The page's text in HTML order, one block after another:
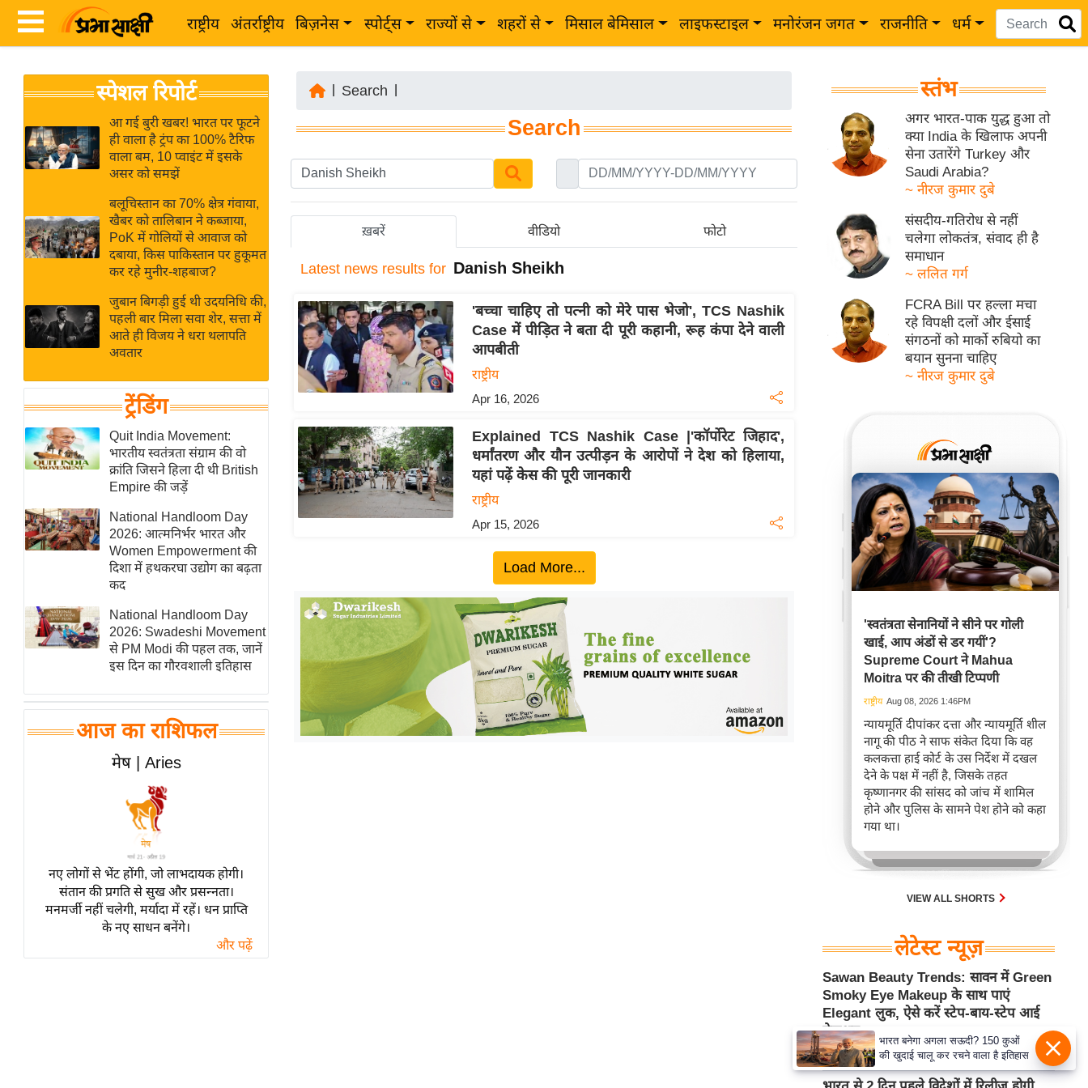
राष्ट्रीय अंतर्राष्ट्रीय बिज़नेस स्पोर्ट्स राज्यों से शहरों से मिसाल बेमिसाल लाइफस्टाइल मनोरंजन जगत राजनीति धर्म
News
Hindi
Live
News in
Hindi
News
Hindi
Videos
ख
ब
र
अंतर्राष्ट्रीय
बिज़नेस
विशेषज्ञ
राय
खेल
क्रिकेट
IPL
2026
ई-पेपर
मिसाल बेमिसाल
शख्सियत
यंग इंडिया
साहित्य जगत
ऑटो वर्ल्ड
न्यूज ब्रीफ
बॉलीवुड
हॉलीवुड
फिल्म समीक्षा
लाइफस्टाइल
टेक्नॉलॉजी
ब्यूटी/फैशन
घरेलू नुस्खे
पर्यटन स्थल
फिटनेस मंत्रा
स्पेशल रिपोर्ट
आ गई बुरी खबर! भारत पर फूटने
ही वाला है ट्रंप का 100% टैरिफ
वाला बम, 10 प्वाइंट में इसके
असर को समझें
बलूचिस्तान का 70% क्षेत्र गंवाया,
खैबर को तालिबान ने कब्जाया,
PoK में गोलियों से आवाज को
दबाया, किस पाकिस्तान पर हुकूमत
कर रहे मुनीर-शहबाज?
जुबान बिगड़ी हुई थी उदयनिधि की,
पहली बार मिला सवा शेर, सत्ता में
आते ही विजय ने धरा थलापति
अवतार
ट्रेंडिंग
Quit India Movement:
भारतीय स्वतंत्रता संग्राम की वो
क्रांति जिसने हिला दी थी British
Empire की जड़ें
National Handloom Day
2026: आत्मनिर्भर भारत और
Women Empowerment की
दिशा में हथकरघा उद्योग का बढ़ता
कद
National Handloom Day
2026: Swadeshi Movement
से PM Modi की पहल तक, जानें
इस दिन का गौरवशाली इतिहास
आज का राशिफल
मेष | Aries
नए लोगों से भेंट होंगी, जो लाभदायक होगी।
संतान की प्रगति से सुख और प्रसन्नता।
मनमर्जी नहीं चलेगी, मर्यादा में रहें। धन प्राप्ति
के नए साधन बनेंगे।
और पढ़ें
Search
Search
ख़बरें वीडियो फोटो
Latest news results for Danish Sheikh
'बच्चा चाहिए तो पत्नी को मेरे पास भेजो', TCS Nashik
Case में पीड़ित ने बता दी पूरी कहानी, रूह कंपा देने वाली
आपबीती
राष्ट्रीय
Apr 16, 2026
Explained TCS Nashik Case |'कॉर्पोरेट जिहाद',
धर्मांतरण और यौन उत्पीड़न के आरोपों ने देश को हिलाया,
यहां पढ़ें केस की पूरी जानकारी
राष्ट्रीय
Apr 15, 2026
Load More...
स्तंभ
अगर भारत-पाक युद्ध हुआ तो
क्या India के खिलाफ अपनी
सेना उतारेंगे Turkey और
Saudi Arabia?
~ नीरज कुमार दुबे
संसदीय-गतिरोध से नहीं
चलेगा लोकतंत्र, संवाद ही है
समाधान
~ ललित गर्ग
FCRA Bill पर हल्ला मचा
रहे विपक्षी दलों और ईसाई
संगठनों को मार्को रुबियो का
बयान सुनना चाहिए
~ नीरज कुमार दुबे
'स्वतंत्रता सेनानियों ने सीने पर गोली
खाई, आप अंडों से डर गयीं'?
Supreme Court ने Mahua
Moitra पर की तीखी टिप्पणी
राष्ट्रीय Aug 08, 2026 1:46PM
न्यायमूर्ति दीपांकर दत्ता और न्यायमूर्ति शील
नागू की पीठ ने साफ संकेत दिया कि वह
कलकत्ता हाई कोर्ट के उस निर्देश में दखल
देने के पक्ष में नहीं है, जिसके तहत
कृष्णानगर की सांसद को जांच में शामिल
होने और पुलिस के सामने पेश होने को कहा
गया था।
VIEW ALL SHORTS
लेटेस्ट न्यूज़
Sawan Beauty Trends: सावन में Green
Smoky Eye Makeup के साथ पाएं
Elegant लुक, ऐसे करें स्टेप-बाय-स्टेप आई
मेकअप
Aug 08, 2026 2:03PM ब्यूटी/फैशन
भारत बनेगा अगला सऊदी? 150 कुओं
की खुदाई चालू कर रचने वाला है इतिहास